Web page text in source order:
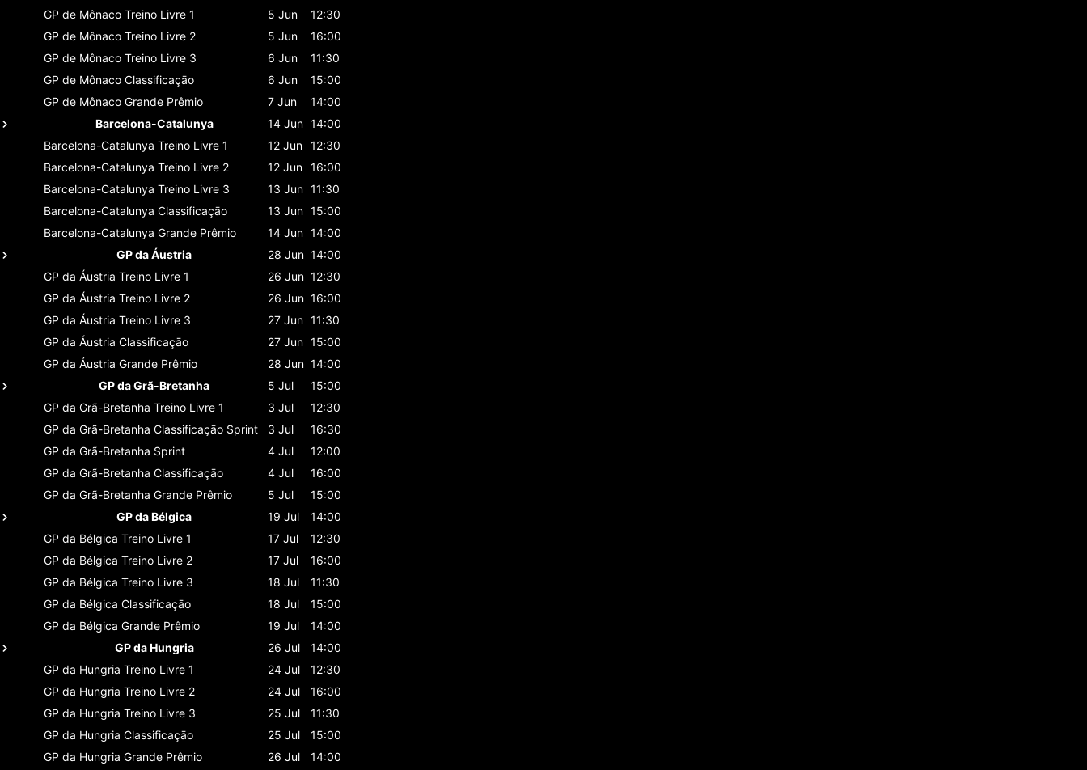
GP de Mônaco Treino Livre 1 5 Jun
12:30
GP de Mônaco Treino Livre 2 5 Jun
16:00
GP de Mônaco Treino Livre 3 6 Jun
11:30
GP de Mônaco Classificaçāo 6 Jun
15:00
GP de Mônaco Grande Prêmio 7 Jun
14:00
Barcelona-Catalunya
14 Jun 14:00
Barcelona-Catalunya Treino Livre 1 12 Jun 12:30
Barcelona-Catalunya Treino Livre 2 12 Jun 16:00
Barcelona-Catalunya Treino Livre 3 13 Jun 11:30
Barcelona-Catalunya Classificaçāo 13 Jun 15:00
Barcelona-Catalunya Grande Prêmio 14 Jun 14:00
GP da Áustria
28 Jun 14:00
GP da Áustria Treino Livre 1 26 Jun 12:30
GP da Áustria Treino Livre 2 26 Jun 16:00
GP da Áustria Treino Livre 3 27 Jun 11:30
GP da Áustria Classificaçāo 27 Jun 15:00
GP da Áustria Grande Prêmio 28 Jun 14:00
GP da Grã-Bretanha
5 Jul
15:00
GP da Grã-Bretanha Treino Livre 1 3 Jul
12:30
GP da Grã-Bretanha Classificaçāo Sprint 3 Jul
16:30
GP da Grã-Bretanha Sprint 4 Jul
12:00
GP da Grã-Bretanha Classificaçāo 4 Jul
16:00
GP da Grã-Bretanha Grande Prêmio 5 Jul
15:00
GP da Bélgica
19 Jul
14:00
GP da Bélgica Treino Livre 1 17 Jul
12:30
GP da Bélgica Treino Livre 2 17 Jul
16:00
GP da Bélgica Treino Livre 3 18 Jul
11:30
GP da Bélgica Classificaçāo 18 Jul
15:00
GP da Bélgica Grande Prêmio 19 Jul
14:00
GP da Hungria
26 Jul
14:00
GP da Hungria Treino Livre 1 24 Jul
12:30
GP da Hungria Treino Livre 2 24 Jul
16:00
GP da Hungria Treino Livre 3 25 Jul
11:30
GP da Hungria Classificaçāo 25 Jul
15:00
GP da Hungria Grande Prêmio 26 Jul
14:00